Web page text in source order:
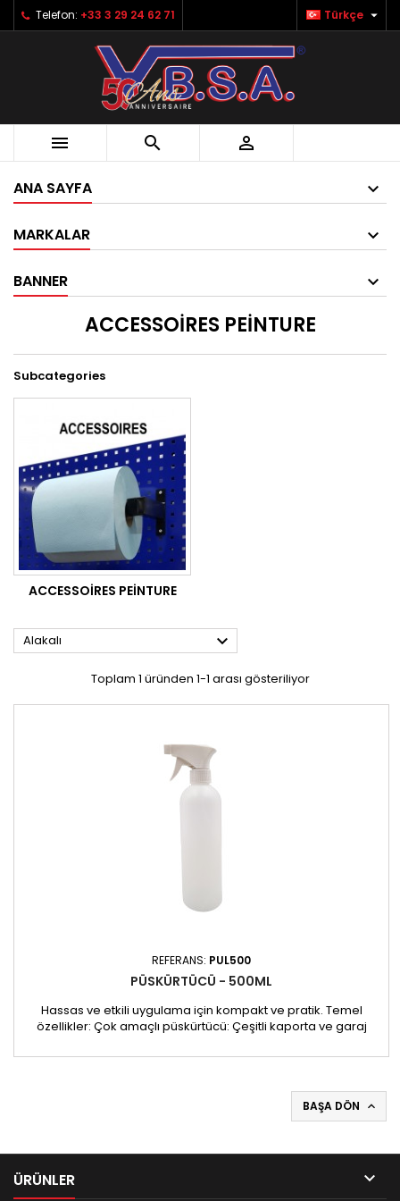
Telefon: +33 3 29 24 62 71 Türkçe 
  
ANA SAYFA
MARKALAR
BANNER
ACCESSOIRES PEINTURE
Subcategories
ACCESSOIRES PEINTURE
Alakalı 
Toplam 1 üründen 1-1 arası gösteriliyor
REFERANS: PUL500
PÜSKÜRTÜCÜ - 500ML
Hassas ve etkili uygulama için kompakt ve pratik. Temel
özellikler: Çok amaçlı püskürtücü: Çeşitli kaporta ve garaj
boyut: Kompakt 500 ml boyut, kullanımı ve taşıması kolay.
BAŞA DÖN 
ÜRÜNLER 